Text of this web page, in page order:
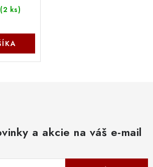
(2 ks)
a akcie na váš e-mail